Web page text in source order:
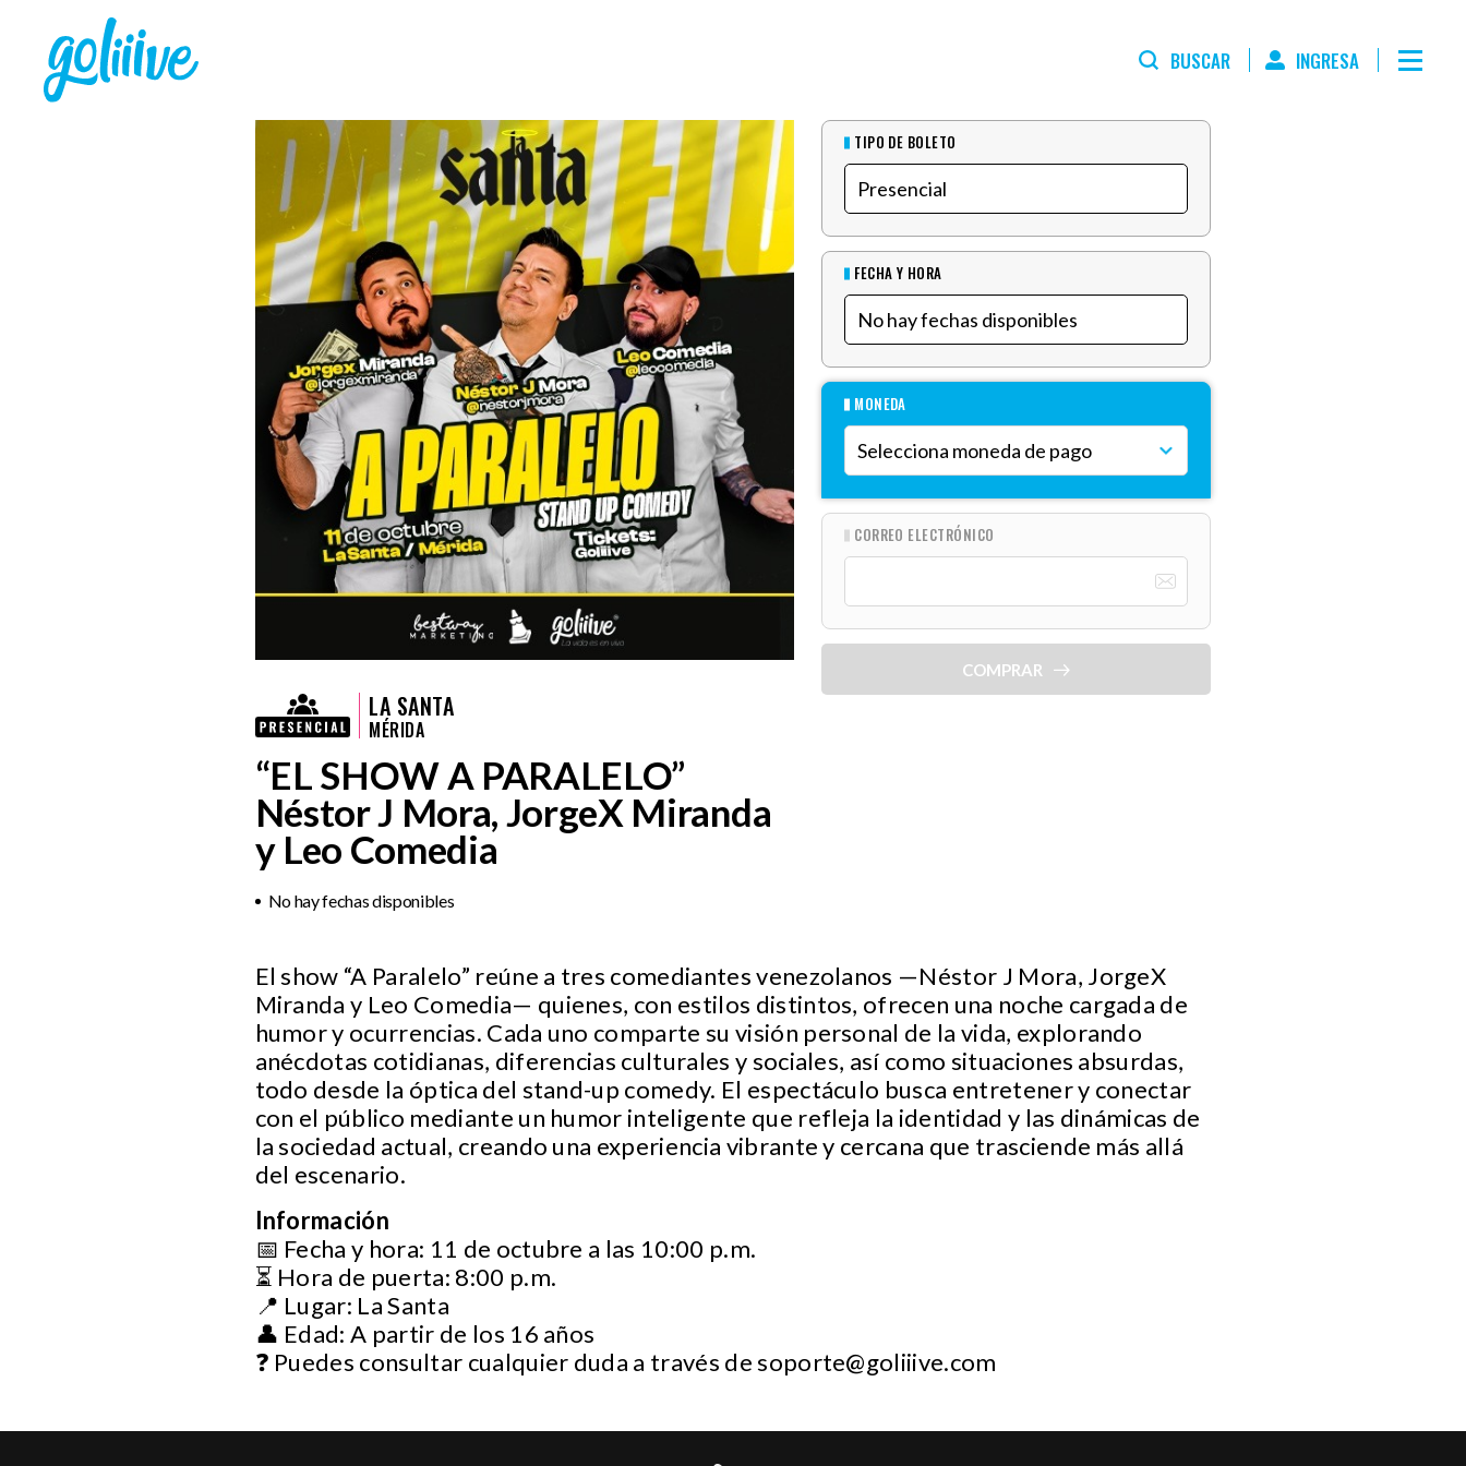
BUSCAR INGRESA
LA SANTA
MÉRIDA
“EL SHOW A PARALELO”
Néstor J Mora, JorgeX Miranda
y Leo Comedia
No hay fechas disponibles
TIPO DE BOLETO
FECHA Y HORA
MONEDA
CORREO ELECTRÓNICO
COMPRAR
El show “A Paralelo” reúne a tres comediantes venezolanos —Néstor J Mora, JorgeX
Miranda y Leo Comedia— quienes, con estilos distintos, ofrecen una noche cargada de
humor y ocurrencias. Cada uno comparte su visión personal de la vida, explorando
anécdotas cotidianas, diferencias culturales y sociales, así como situaciones absurdas,
todo desde la óptica del stand-up comedy. El espectáculo busca entretener y conectar
con el público mediante un humor inteligente que refleja la identidad y las dinámicas de
la sociedad actual, creando una experiencia vibrante y cercana que trasciende más allá
del escenario.
Información
📅 Fecha y hora: 11 de octubre a las 10:00 p.m.
⏳ Hora de puerta: 8:00 p.m.
📍 Lugar: La Santa
👤 Edad: A partir de los 16 años
❓ Puedes consultar cualquier duda a través desoporte@goliiive.com